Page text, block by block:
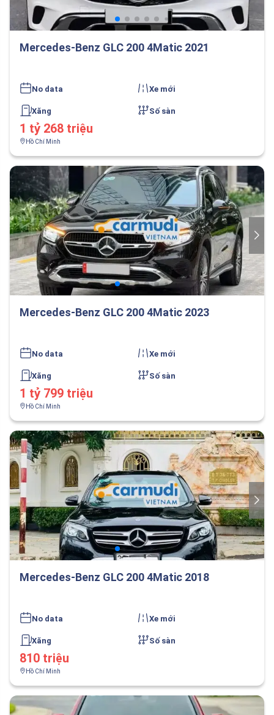
Mercedes-Benz GLC 200 4Matic 2021
No data Xe mới
Xăng Số sàn
1 tỷ 268 triệu
Hồ Chí Minh
Mercedes-Benz GLC 200 4Matic 2023
No data Xe mới
Xăng Số sàn
1 tỷ 799 triệu
Hồ Chí Minh
Mercedes-Benz GLC 200 4Matic 2018
No data Xe mới
Xăng Số sàn
810 triệu
Hồ Chí Minh